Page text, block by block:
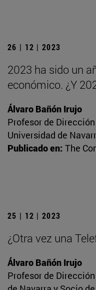
26 | 12 | 2023
2023 ha sido un
económico. ¿Y
Álvaro Bañón Irujo
Profesor de
Universidad de
Publicado en: The
25 | 12 | 2023
¿Otra vez una
Álvaro Bañón Irujo
Profesor de